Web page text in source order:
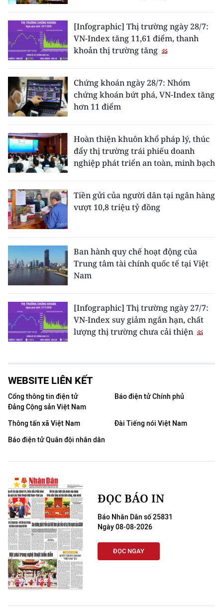
[Infographic] Thị trường ngày 28/7:
VN-Index tăng 11,61 điểm, thanh
khoản thị trường tăng
Chứng khoán ngày 28/7: Nhóm
chứng khoán bứt phá, VN-Index tăng
hơn 11 điểm
Hoàn thiện khuôn khổ pháp lý, thúc
đẩy thị trường trái phiếu doanh
nghiệp phát triển an toàn, minh bạch
Tiền gửi của người dân tại ngân hàng
vượt 10,8 triệu tỷ đồng
Ban hành quy chế hoạt động của
Trung tâm tài chính quốc tế tại Việt
Nam
[Infographic] Thị trường ngày 27/7:
VN-Index suy giảm ngắn hạn, chất
lượng thị trường chưa cải thiện
WEBSITE LIÊN KẾT
Cổng thông tin điện tử
Đảng Cộng sản Việt Nam
Báo điện tử Chính phủ
Thông tấn xã Việt Nam
Đài Tiếng nói Việt Nam
Báo điện tử Quân đội nhân dân
ĐỌC BÁO IN
Báo Nhân Dân số 25831
Ngày 08-08-2026
ĐỌC NGAY